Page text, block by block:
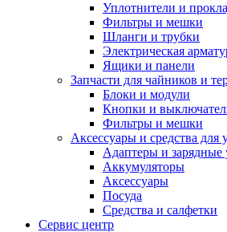
Уплотнители и
Фильтры и мешки
Шланги и трубки
Электрическая
Ящики и панели
Запчасти для чайников и
Блоки и модули
Кнопки и
Фильтры и мешки
Аксессуары и средства для
Адаптеры и зарядные
Аккумуляторы
Аксессуары
Посуда
Средства и салфетки
Сервис центр